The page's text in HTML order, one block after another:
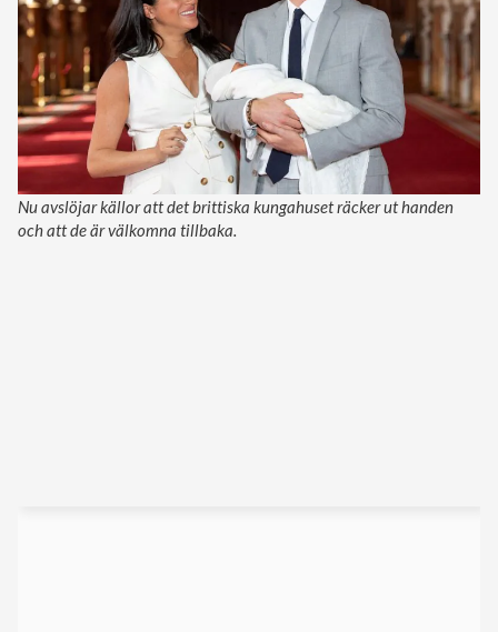
Nu avslöjar källor att det brittiska kungahuset räcker ut handen
och att de är välkomna tillbaka.